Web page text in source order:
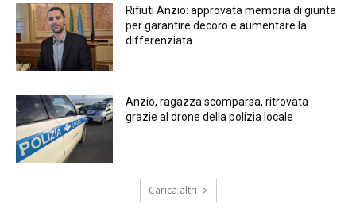
Rifiuti Anzio: approvata memoria di giunta
per garantire decoro e aumentare la
differenziata
Anzio, ragazza scomparsa, ritrovata
grazie al drone della polizia locale
Carica altri